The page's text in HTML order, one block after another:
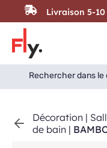
Passer au contenu
Search
for:
Search Button
Décoration |
de bain |
Livraison 5-